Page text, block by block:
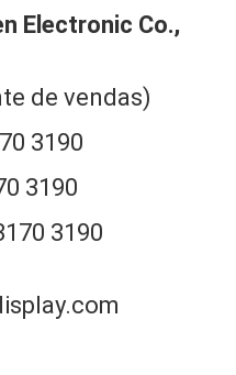
Electronic Co.,
de vendas)
3190
3190
3190